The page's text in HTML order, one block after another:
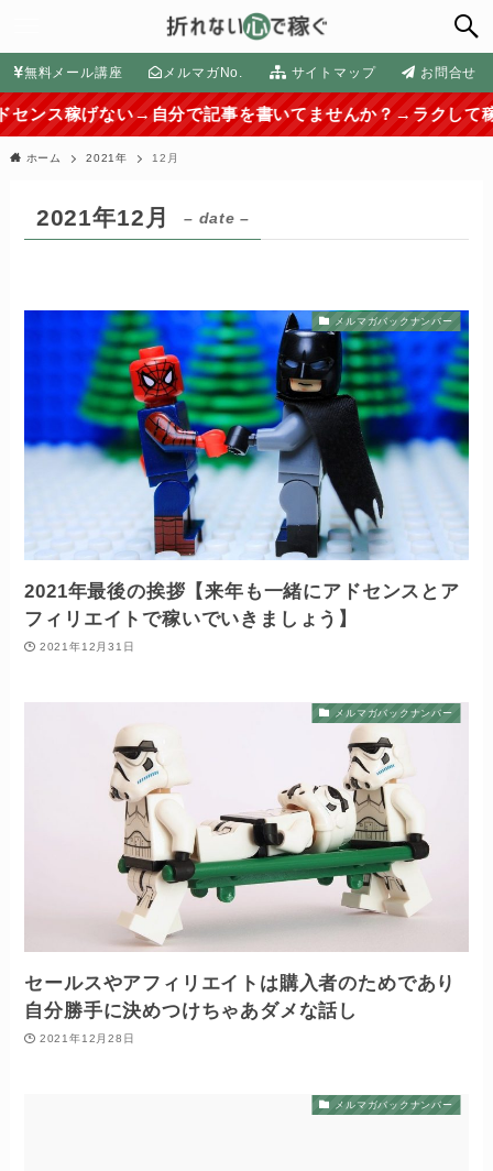
無料メール講座 メルマガNo. サイトマップ お問合せ
→自分で記事を書いてませんか？→ラクして稼ぐ外注化の
ホーム 2021年 12月
2021年12月 – date –
メルマガバックナンバー
2021年最後の挨拶【来年も一緒にアドセンスとア
フィリエイトで稼いでいきましょう】
2021年12月31日
メルマガバックナンバー
セールスやアフィリエイトは購入者のためであり
自分勝手に決めつけちゃあダメな話し
2021年12月28日
メルマガバックナンバー